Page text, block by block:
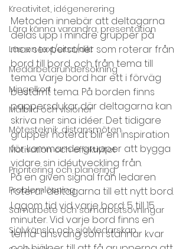
Kreativitet, idégenerering
Lära känna varandra, presentation
Läs en text/citat/dikt
Medarbetarundersökning
Mingelkort
Målbild och visioner
Mötesteknik, distansmöten
Motivation och effektivitet
Prioritering och planering
Problemlösning
Samarbete och samarbetsövningar
Självkänsla och självledarskap
Metoden innebär att deltagarna
delas upp i mindre grupper på
max sex personer som roterar från
bord till bord, och från tema till
tema. Varje bord har ett i förväg
bestämt tema. På borden finns
pappersdukar där deltagarna kan
skriva ner sina idéer. Det tidigare
grupper noterat blir en inspiration
för kommande grupper att bygga
vidare sin idéutveckling från.
På en given signal från ledaren
roterar deltagarna till ett nytt bord.
Lagom tid vid varje bord: 5 till 15
minuter. Vid varje bord finns en
tema-ansvarig som stannar kvar